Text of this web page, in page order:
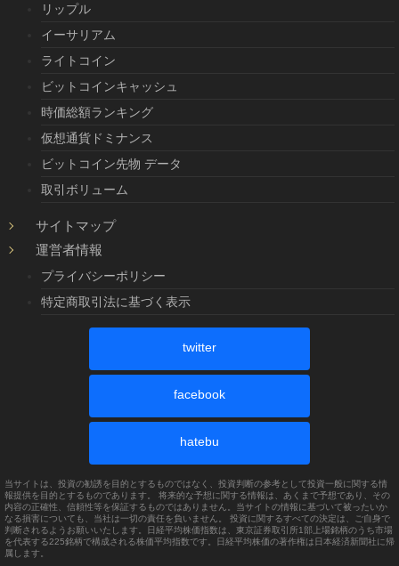
リップル
イーサリアム
ライトコイン
ビットコインキャッシュ
時価総額ランキング
仮想通貨ドミナンス
ビットコイン先物 データ
取引ボリューム
サイトマップ
運営者情報
プライバシーポリシー
特定商取引法に基づく表示
twitter
facebook
hatebu
当サイトは、投資の勧誘を目的とするものではなく、投資判断の参考として投資一般に関する情
報提供を目的とするものであります。 将来的な予想に関する情報は、あくまで予想であり、その
内容の正確性、信頼性等を保証するものではありません。当サイトの情報に基づいて被ったいか
なる損害についても、当社は一切の責任を負いません。 投資に関するすべての決定は、ご自身で
判断されるようお願いいたします。日経平均株価指数は、東京証券取引所1部上場銘柄のうち市場
を代表する225銘柄で構成される株価平均指数です。日経平均株価の著作権は日本経済新聞社に帰
属します。